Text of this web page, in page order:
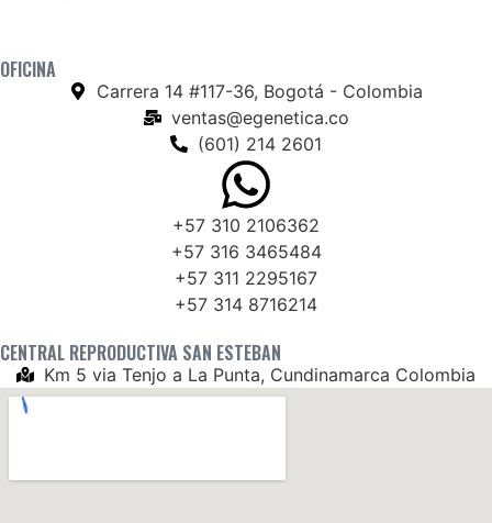
OFICINA
Carrera 14 #117-36, Bogotá - Colombia
ventas@egenetica.co
(601) 214 2601
+57 310 2106362
+57 316 3465484
+57 311 2295167
+57 314 8716214
CENTRAL REPRODUCTIVA SAN ESTEBAN
Km 5 via Tenjo a La Punta, Cundinamarca Colombia